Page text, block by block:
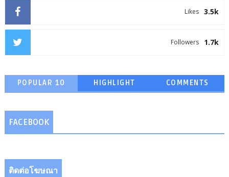
3.5k
Likes
1.7k
Followers
POPULAR 10 HIGHLIGHT COMMENTS
FACEBOOK
ติดต่อโฆษณา